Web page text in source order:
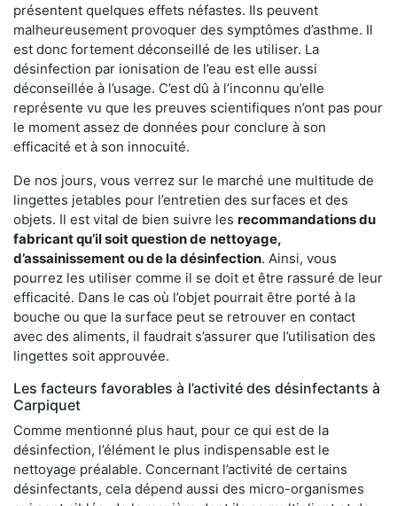
présentent quelques effets néfastes. Ils peuvent
malheureusement provoquer des symptômes d’asthme. Il
est donc fortement déconseillé de les utiliser. La
désinfection par ionisation de l’eau est elle aussi
déconseillée à l’usage. C’est dû à l’inconnu qu’elle
représente vu que les preuves scientifiques n’ont pas pour
le moment assez de données pour conclure à son
efficacité et à son innocuité.
De nos jours, vous verrez sur le marché une multitude de
lingettes jetables pour l’entretien des surfaces et des
objets. Il est vital de bien suivre les recommandations du
fabricant qu’il soit question de nettoyage,
d’assainissement ou de la désinfection. Ainsi, vous
pourrez les utiliser comme il se doit et être rassuré de leur
efficacité. Dans le cas où l’objet pourrait être porté à la
bouche ou que la surface peut se retrouver en contact
avec des aliments, il faudrait s’assurer que l’utilisation des
lingettes soit approuvée.
Les facteurs favorables à l’activité des désinfectants à
Carpiquet
Comme mentionné plus haut, pour ce qui est de la
désinfection, l’élément le plus indispensable est le
nettoyage préalable. Concernant l’activité de certains
désinfectants, cela dépend aussi des micro-organismes